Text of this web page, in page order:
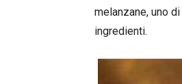
melanzane, uno
ingredienti.